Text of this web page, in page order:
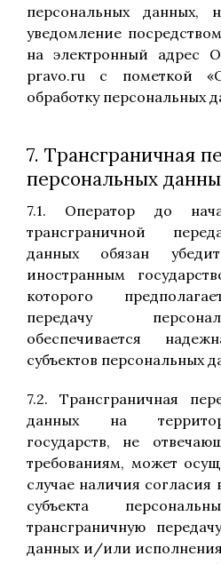
персональных данных,
уведомление
на электронный адрес
pravo.ru с пометкой
обработку персональных
7. Трансграничная
персональных
7.1. Оператор до
трансграничной
данных обязан
иностранным
которого
передачу
обеспечивается
субъектов персональных
7.2. Трансграничная
данных на
государств, не
требованиям, может
случае наличия
субъекта
трансграничную
данных и/или